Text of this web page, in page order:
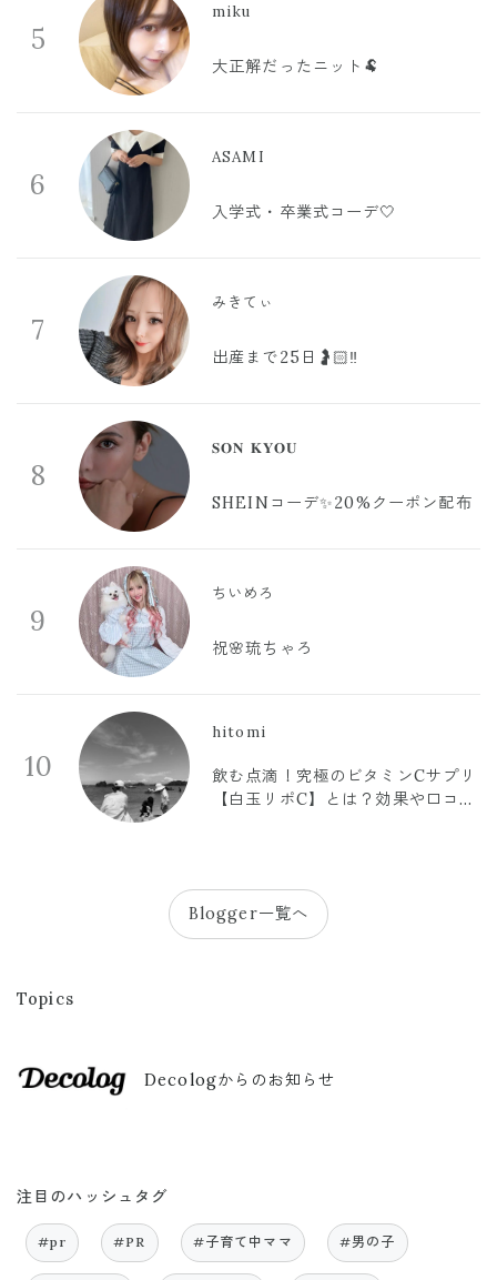
5
miku
大正解だったニット🐏
6
ASAMI
入学式・卒業式コーデ🤍
7
みきてぃ
出産まで25日🤰🏻‼️
8
𝐒𝐎𝐍 𝐊𝐘𝐎𝐔
SHEINコーデ✨20%クーポン配布
9
ちいめろ
祝🌸琉ちゃろ
10
hitomi
飲む点滴！究極のビタミンCサプリ
【白玉リポC】とは？効果や口コミ
Blogger一覧へ
Topics
Decologからのお知らせ
注目のハッシュタグ
#pr #PR #子育て中ママ #男の子